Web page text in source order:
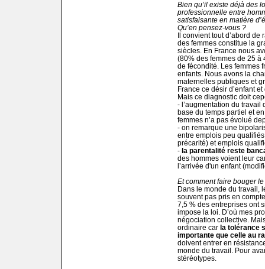
Bien qu’il existe déjà des
professionnelle entre
satisfaisante en matière
Qu’en pensez-vous ?
Il convient tout d’abord de
des femmes constitue la
siècles. En France nous
(80% des femmes de 25 à
de fécondité. Les femmes
enfants. Nous avons la
maternelles publiques et
France ce désir d’enfant et
Mais ce diagnostic doit
- l’augmentation du travail
base du temps partiel et
femmes n’a pas évolué
- on remarque une
entre emplois peu
précarité) et emplois
- la parentalité reste
des hommes voient leur
l’arrivée d'un enfant
Et comment faire bouger
Dans le monde du travail,
souvent pas pris en
7,5 % des entreprises ont
impose la loi. D’où mes
négociation collective.
ordinaire car la tolérance
importante que celle au
doivent entrer en
monde du travail. Pour
stéréotypes.